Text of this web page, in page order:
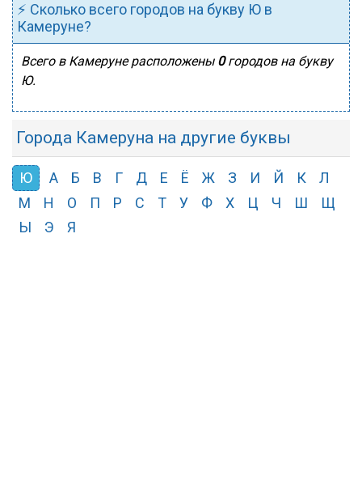
⚡ Сколько всего городов на букву Ю в
Камеруне?
Всего в Камеруне расположены 0городов на букву
Ю.
Города Камеруна на другие буквы
Ю А Б В Г Д Е Ё Ж З И Й К
Л
М
Н О П Р С Т У Ф Х Ц Ч Ш
Щ
Ы
Э Я